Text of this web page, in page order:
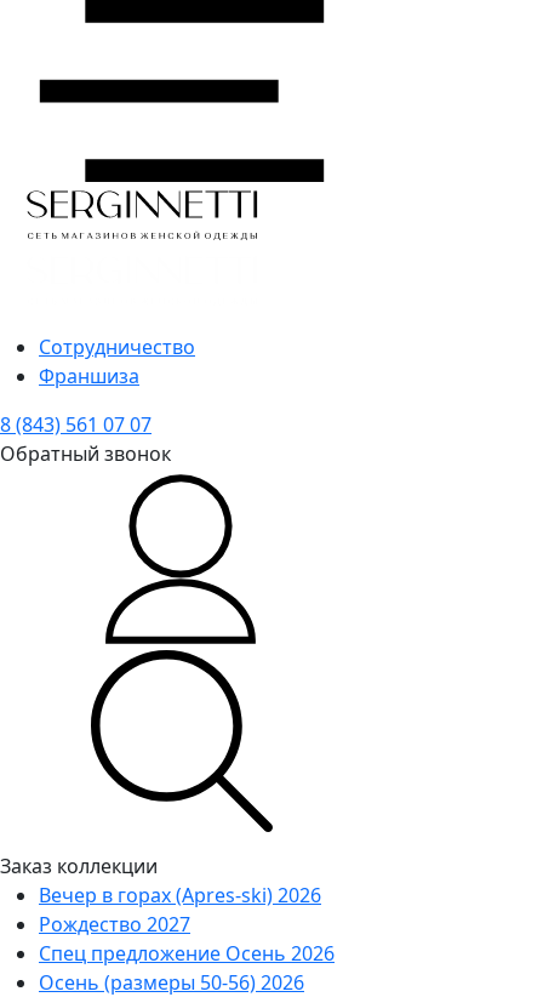
Сотрудничество
Франшиза
8 (843) 561 07 07
Обратный звонок
Заказ коллекции
Вечер в горах (Apres-ski) 2026
Рождество 2027
Спец предложение Осень 2026
Осень (размеры 50-56) 2026